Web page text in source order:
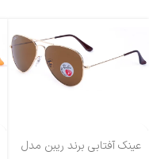
عینک آفتابی برند ریبن مدل